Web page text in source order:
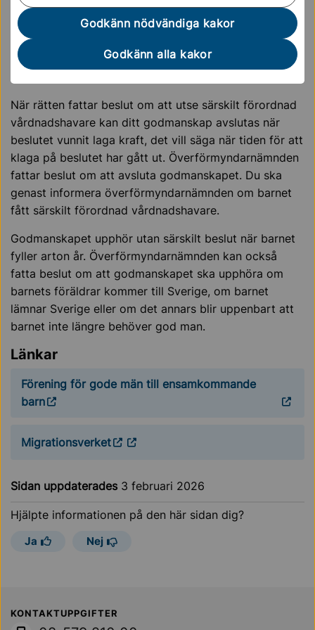
Godkänn nödvändiga kakor
Godkänn alla kakor
barnet vistas (faktiskt befinner sig) som är behörig att
utse god man och har tillsyn över gode mannen under
asyltiden. Det är därför mycket viktigt att du som är
god man informerar överförmyndarnämnden om
När rätten fattar beslut om att utse särskilt förordnad
vårdnadshavare kan ditt godmanskap avslutas när
beslutet vunnit laga kraft, det vill säga när tiden för att
klaga på beslutet har gått ut. Överförmyndarnämnden
fattar beslut om att avsluta godmanskapet. Du ska
genast informera överförmyndarnämnden om barnet
fått särskilt förordnad vårdnadshavare.
Godmanskapet upphör utan särskilt beslut när barnet
fyller arton år. Överförmyndarnämnden kan också
fatta beslut om att godmanskapet ska upphöra om
barnets föräldrar kommer till Sverige, om barnet
lämnar Sverige eller om det annars blir uppenbart att
barnet inte längre behöver god man.
Länkar
Förening för gode män till ensamkommande
barn
Migrationsverket
Sidan uppdaterades 3 februari 2026
Hjälpte informationen på den här sidan dig?
Ja Nej
Sollentuna Kommun
KONTAKTUPPGIFTER